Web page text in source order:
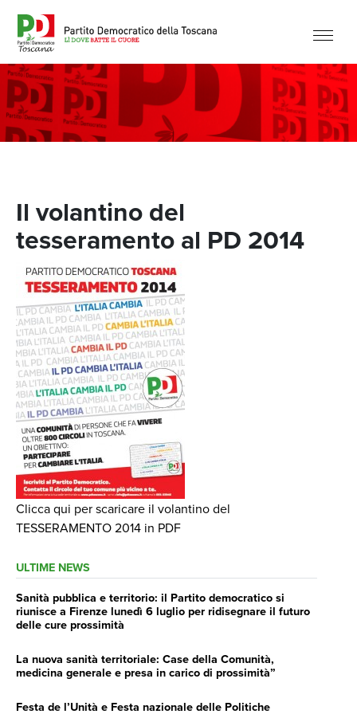
Il volantino del
tesseramento al PD 2014
Clicca qui per scaricare il volantino del
TESSERAMENTO 2014 in PDF
ULTIME NEWS
Sanità pubblica e territorio: il Partito democratico si
riunisce a Firenze lunedì 6 luglio per ridisegnare il futuro
delle cure prossimità
La nuova sanità territoriale: Case della Comunità,
medicina generale e presa in carico di prossimità”
Festa de l’Unità e Festa nazionale delle Politiche